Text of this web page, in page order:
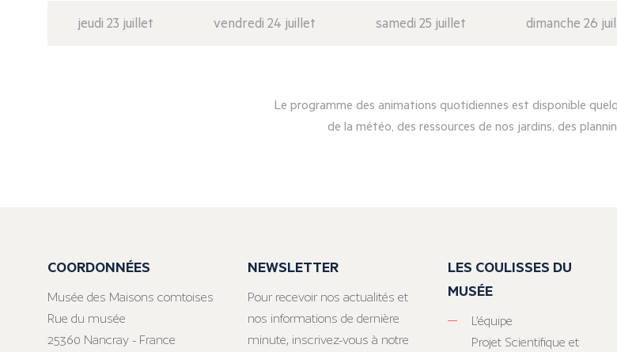
jeudi 23 juillet vendredi 24 juillet samedi 25 juillet dimanche 26
Le programme des animations quotidiennes est disponible
de la météo, des ressources de nos jardins, des
COORDONNÉES
Musée des Maisons comtoises
Rue du musée
25360 Nancray - France
NEWSLETTER
Pour recevoir nos actualités et
nos informations de dernière
minute, inscrivez-vous à notre
LES COULISSES DU
MUSÉE
L’équipe
Projet Scientifique et